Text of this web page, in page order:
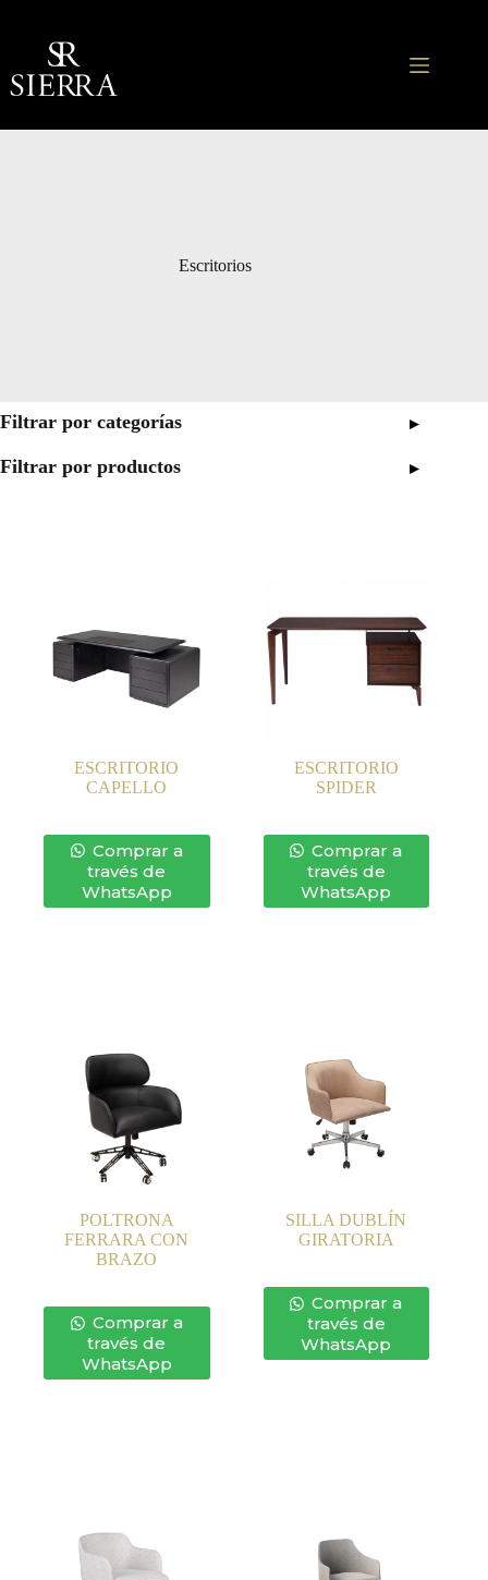
contenido
Escritorios
ESCRITORIO
CAPELLO
Comprar a
través de
WhatsApp
ESCRITORIO
SPIDER
Comprar a
través de
WhatsApp
POLTRONA
FERRARA CON
BRAZO
Comprar a
través de
WhatsApp
SILLA DUBLÍN
GIRATORIA
Comprar a
través de
WhatsApp
Filtrar por categorías ▸
Filtrar por productos ▸